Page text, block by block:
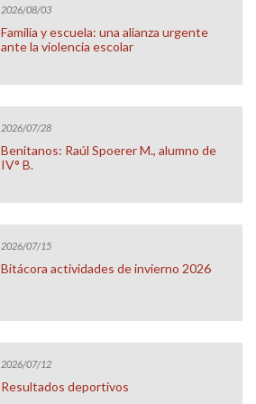
2026/08/03
Familia y escuela: una alianza urgente
ante la violencia escolar
2026/07/28
Benitanos: Raúl Spoerer M., alumno de
IV° B.
2026/07/15
Bitácora actividades de invierno 2026
2026/07/12
Resultados deportivos